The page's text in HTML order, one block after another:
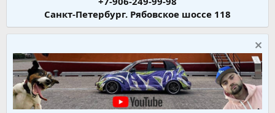
Санкт-Петербург. Рябовское шоссе 118